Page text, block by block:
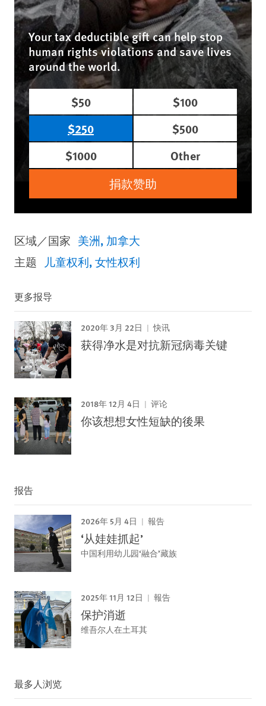
Your tax deductible gift can help stop
human rights violations and save lives
around the world.
$50
$100
$250
$500
$1000
Other
捐款赞助
区域／国家 美洲 加拿大
主题 儿童权利 女性权利
更多报导
2020年 3月 22日 快讯
获得净水是对抗新冠病毒关键
2018年 12月 4日 评论
你该想想女性短缺的後果
报告
2026年 5月 4日 報告
‘从娃娃抓起’
中国利用幼儿园‘融合’藏族
2025年 11月 12日 報告
保护消逝
维吾尔人在土耳其
最多人浏览